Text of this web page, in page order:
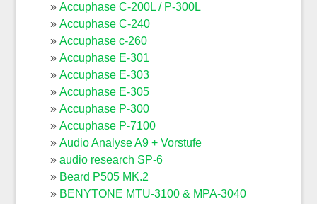
Accuphase C-200L / P-300L
Accuphase C-240
Accuphase c-260
Accuphase E-301
Accuphase E-303
Accuphase E-305
Accuphase P-300
Accuphase P-7100
Audio Analyse A9 + Vorstufe
audio research SP-6
Beard P505 MK.2
BENYTONE MTU-3100 & MPA-3040